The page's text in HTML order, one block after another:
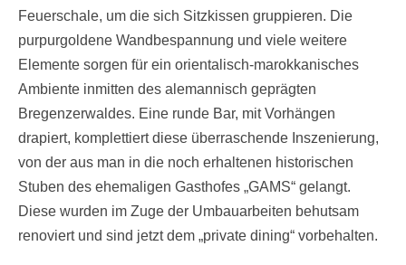
Feuerschale, um die sich Sitzkissen gruppieren. Die
purpurgoldene Wandbespannung und viele weitere
Elemente sorgen für ein orientalisch-marokkanisches
Ambiente inmitten des alemannisch geprägten
Bregenzerwaldes. Eine runde Bar, mit Vorhängen
drapiert, komplettiert diese überraschende Inszenierung,
von der aus man in die noch erhaltenen historischen
Stuben des ehemaligen Gasthofes „GAMS“ gelangt.
Diese wurden im Zuge der Umbauarbeiten behutsam
renoviert und sind jetzt dem „private dining“ vorbehalten.